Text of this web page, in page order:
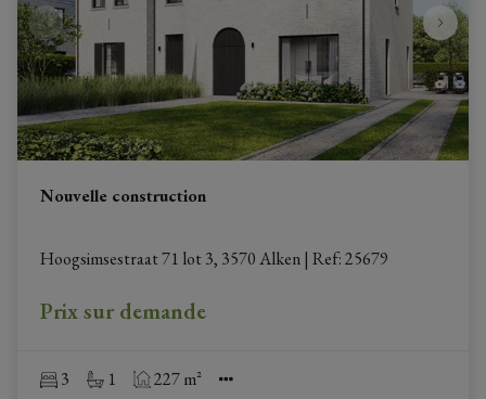
Nouvelle construction
Hoogsimsestraat 71 lot 3, 3570 Alken | Ref: 25679
Prix sur demande
3 1 227 m²